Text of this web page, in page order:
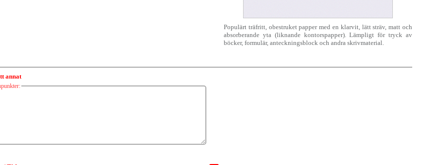
Populärt träfritt, obestruket papper med en klarvit, lätt sträv, matt och
absorberande yta (liknande kontorspapper). Lämpligt för tryck av
böcker, formulär, anteckningsblock och andra skrivmaterial.
annat